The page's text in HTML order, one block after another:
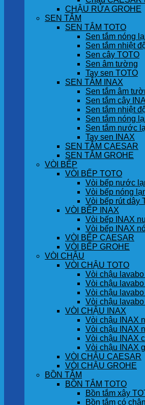
CHẬU RỬA GROHE
SEN TẮM
SEN TẮM TOTO
Sen tắm nóng
Sen tắm nhiệt
Sen cây TOTO
Sen âm tường
Tay sen TOTO
SEN TẮM INAX
Sen tắm âm
Sen tắm cây
Sen tắm nhiệt
Sen tắm nóng
Sen tắm nước
Tay sen INAX
SEN TẮM CAESAR
SEN TẮM GROHE
VÒI BẾP
VÒI BẾP TOTO
Vòi bếp nước
Vòi bếp nóng
Vòi bếp rút dây
VÒI BẾP INAX
Vòi bếp INAX
Vòi bếp INAX
VÒI BẾP CAESAR
VÒI BẾP GROHE
VÒI CHẬU
VÒI CHẬU TOTO
Vòi chậu
Vòi chậu
Vòi chậu
Vòi chậu
VÒI CHẬU INAX
Vòi chậu INAX
Vòi chậu INAX
Vòi chậu INAX
Vòi chậu INAX
VÒI CHẬU CAESAR
VÒI CHẬU GROHE
BỒN TẮM
BỒN TẮM TOTO
Bồn tắm xây
Bồn tắm có